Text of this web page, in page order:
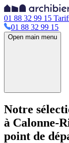
01 88 32 99 15
01 88 32 99 15
Open main menu
Notre
à Calonne-
point de